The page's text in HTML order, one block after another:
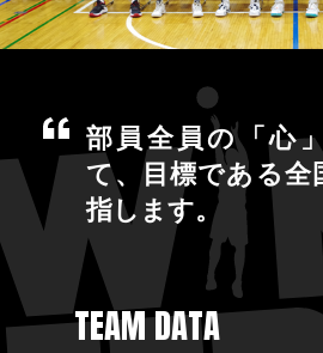
部員全員の「心
て、目標である全
指します。
TEAM DATA